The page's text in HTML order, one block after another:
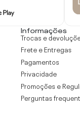
Informações
Trocas e
Frete e Entregas
Pagamentos
Privacidade
Promoções e
Perguntas